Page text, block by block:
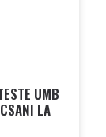
UMB
LA